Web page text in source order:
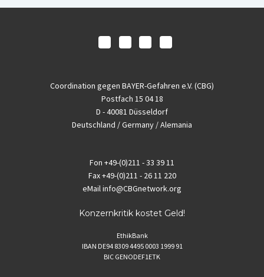
Coordination gegen BAYER-Gefahren e.V. (CBG)
Postfach 15 04 18
D - 40081 Düsseldorf
Deutschland / Germany / Alemania
Fon +49-(0)211 - 33 39 11
Fax+49-(0)211 - 26 11 220
eMailinfo@CBGnetwork.org
Konzernkritik kostet Geld!
EthikBank
IBAN DE94 8309 4495 0003 1999 91
BIC GENODEF1ETK